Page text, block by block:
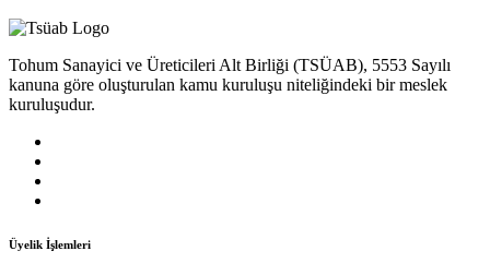
Tohum Sanayici ve Üreticileri Alt Birliği (TSÜAB), 5553 Sayılı
kanuna göre oluşturulan kamu kuruluşu niteliğindeki bir meslek
kuruluşudur.
Üyelik İşlemleri